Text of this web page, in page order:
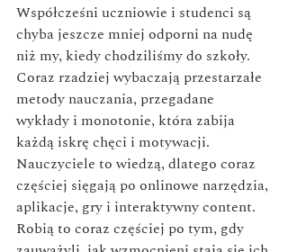
Współcześni uczniowie i studenci są
chyba jeszcze mniej odporni na nudę
niż my, kiedy chodziliśmy do szkoły.
Coraz rzadziej wybaczają przestarzałe
metody nauczania, przegadane
wykłady i monotonie, która zabija
każdą iskrę chęci i motywacji.
Nauczyciele to wiedzą, dlatego coraz
częściej sięgają po onlinowe narzędzia,
aplikacje, gry i interaktywny content.
Robią to coraz częściej po tym, gdy